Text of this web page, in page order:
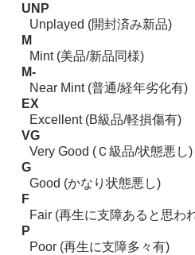
UNP
Unplayed (開封済み新品)
M
Mint (美品/新品同様)
M-
Near Mint (普通/経年劣化有)
EX
Excellent (B級品/軽損傷有)
VG
Very Good (Ｃ級品/状態悪し)
G
Good (かなり状態悪し)
F
Fair (再生に支障あると思わ
P
Poor (再生に支障多々有)